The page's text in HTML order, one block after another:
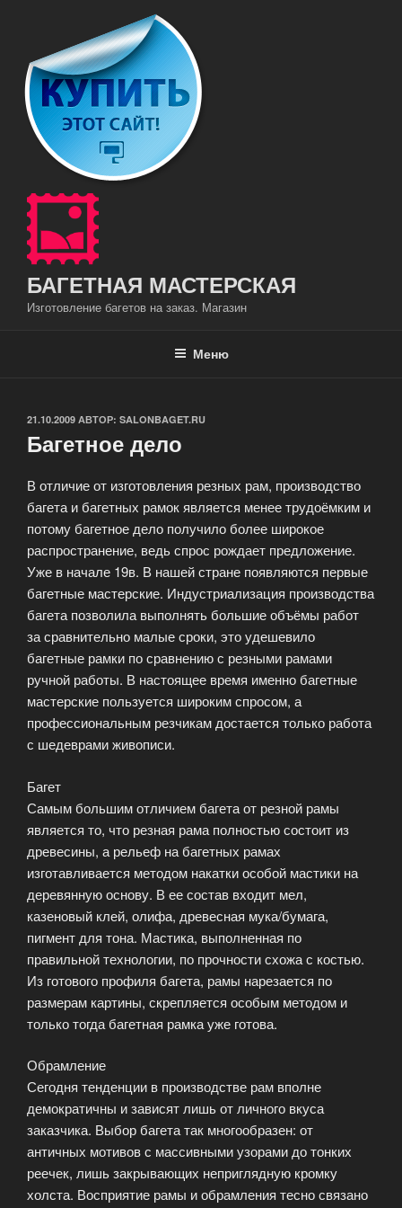
содержимому
БАГЕТНАЯ МАСТЕРСКАЯ
Изготовление багетов на заказ. Магазин
Меню
ОПУБЛИКОВАНО
21.10.2009 АВТОР: SALONBAGET.RU
Багетное дело
В отличие от изготовления резных рам, производство
багета и багетных рамок является менее трудоёмким и
потому багетное дело получило более широкое
распространение, ведь спрос рождает предложение.
Уже в начале 19в. В нашей стране появляются первые
багетные мастерские. Индустриализация производства
багета позволила выполнять большие объёмы работ
за сравнительно малые сроки, это удешевило
багетные рамки по сравнению с резными рамами
ручной работы. В настоящее время именно багетные
мастерские пользуется широким спросом, а
профессиональным резчикам достается только работа
с шедеврами живописи.
Багет
Самым большим отличием багета от резной рамы
является то, что резная рама полностью состоит из
древесины, а рельеф на багетных рамах
изготавливается методом накатки особой мастики на
деревянную основу. В ее состав входит мел,
казеновый клей, олифа, древесная мука/бумага,
пигмент для тона. Мастика, выполненная по
правильной технологии, по прочности схожа с костью.
Из готового профиля багета, рамы нарезается по
размерам картины, скрепляется особым методом и
только тогда багетная рамка уже готова.
Обрамление
Сегодня тенденции в производстве рам вполне
демократичны и зависят лишь от личного вкуса
заказчика. Выбор багета так многообразен: от
античных мотивов с массивными узорами до тонких
реечек, лишь закрывающих неприглядную кромку
холста. Восприятие рамы и обрамления тесно связано